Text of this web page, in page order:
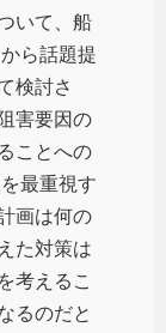
いて、船
ら話題提
検討さ
害要因の
ことへの
最重視す
画は何の
た対策は
考えるこ
るのだと